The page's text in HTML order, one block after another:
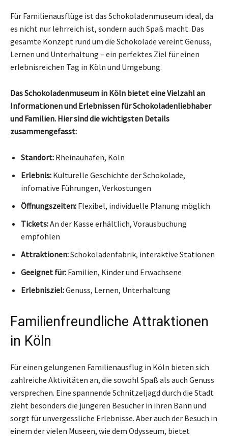
Für Familienausflüge ist das Schokoladenmuseum ideal, da
es nicht nur lehrreich ist, sondern auch Spaß macht. Das
gesamte Konzept rund um die Schokolade vereint Genuss,
Lernen und Unterhaltung – ein perfektes Ziel für einen
erlebnisreichen Tag in Köln und Umgebung.
Das Schokoladenmuseum in Köln bietet eine Vielzahl an
Informationen und Erlebnissen für Schokoladenliebhaber
und Familien. Hier sind die wichtigsten Details
zusammengefasst:
Standort: Rheinauhafen, Köln
Erlebnis: Kulturelle Geschichte der Schokolade,
infomative Führungen, Verkostungen
Öffnungszeiten: Flexibel, individuelle Planung möglich
Tickets:An der Kasse erhältlich, Vorausbuchung
empfohlen
Attraktionen:Schokoladenfabrik, interaktive Stationen
Geeignet für: Familien, Kinder und Erwachsene
Erlebnisziel:Genuss, Lernen, Unterhaltung
Familienfreundliche Attraktionen
in Köln
Für einen gelungenen Familienausflug in Köln bieten sich
zahlreiche Aktivitäten an, die sowohl Spaß als auch Genuss
versprechen. Eine spannende Schnitzeljagd durch die Stadt
zieht besonders die jüngeren Besucher in ihren Bann und
sorgt für unvergessliche Erlebnisse. Aber auch der Besuch in
einem der vielen Museen, wie dem Odysseum, bietet